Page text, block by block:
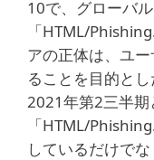
10で、グローバ
「HTML/
アの正体は、ユ
ることを目的とし
2021年第2三半期
「HTML/
しているだけで